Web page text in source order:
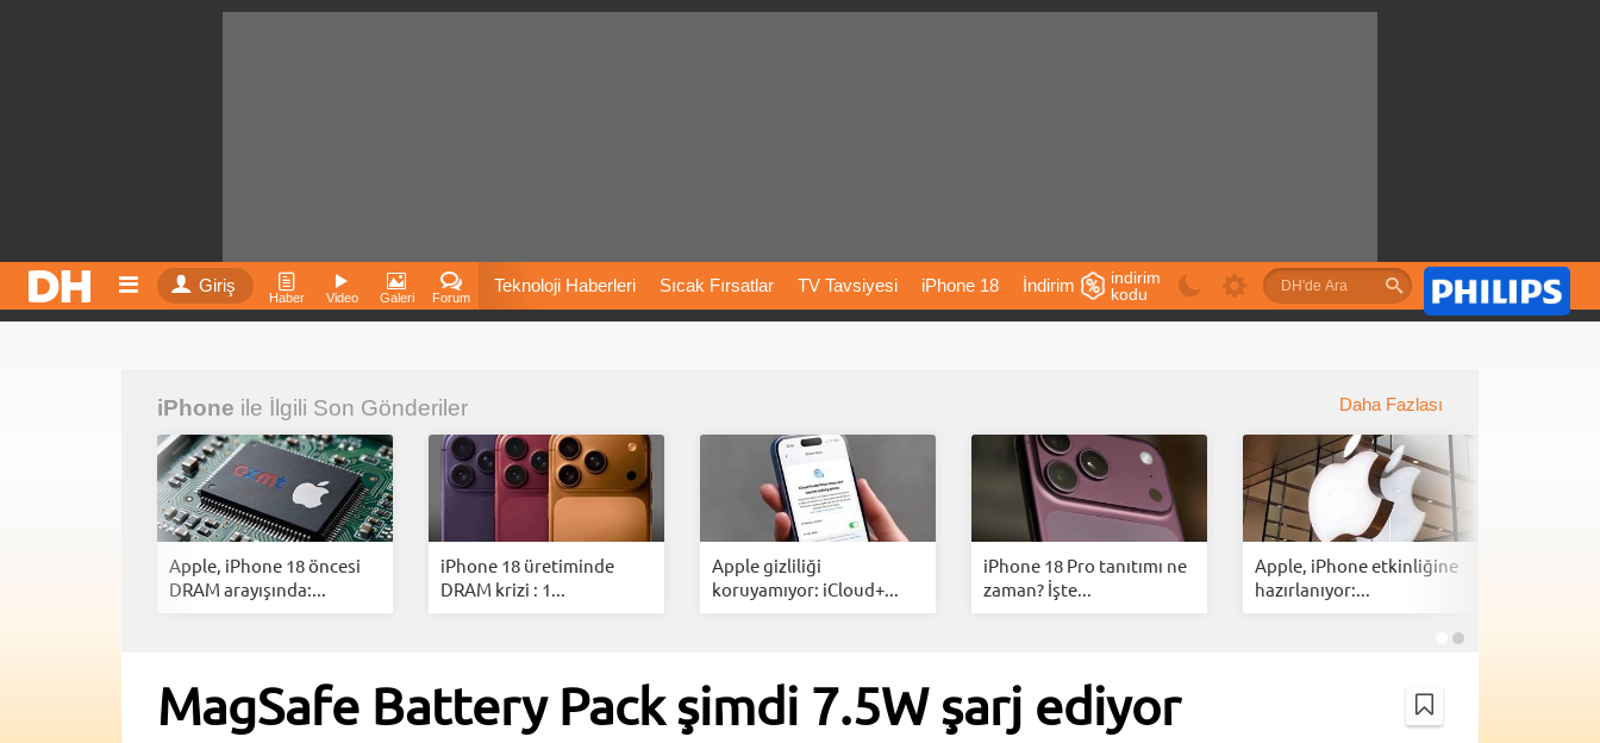
Giriş
Haber Video Galeri Forum
Teknoloji Haberleri Sıcak Fırsatlar TV Tavsiyesi iPhone 18 İndirim
İnstagram Dondurma Çöktü
indirim
kodu
iPhone ile İlgili Son Gönderiler Daha Fazlası
Apple, iPhone 18 öncesi
DRAM arayışında:...
iPhone 18 üretiminde
DRAM krizi : 1...
Apple gizliliği
koruyamıyor: iCloud+...
iPhone 18 Pro tanıtımı ne
zaman? İşte...
Apple, iPhone etkinliğine
hazırlanıyor:...
MagSafe Battery Pack şimdi 7.5W şarj ediyor